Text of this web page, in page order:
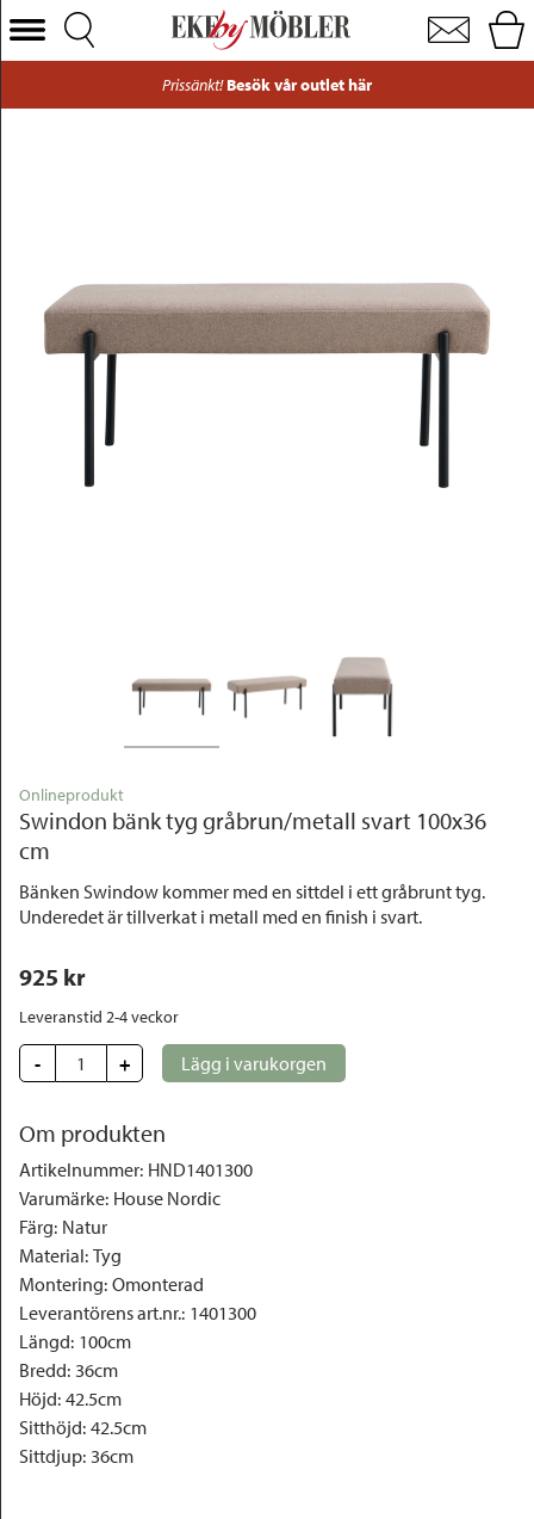
Swindon bänk tyg gråbrun/metall svart 100x36 cm
Välj Kategori
Förvaring
Inredning
Belysning
Utemöbler
Prissänkt! Besök vår outlet här
Onlineprodukt
Swindon bänk tyg gråbrun/metall svart 100x36
cm
Bänken Swindow kommer med en sittdel i ett gråbrunt tyg.
Underedet är tillverkat i metall med en finish i svart.
925 kr
Leveranstid 2-4 veckor
- + Lägg i varukorgen
Om produkten
Artikelnummer: HND1401300
Varumärke: House Nordic
Färg: Natur
Material: Tyg
Montering: Omonterad
Leverantörens art.nr.: 1401300
Längd: 100cm
Bredd: 36cm
Höjd: 42.5cm
Sitthöjd: 42.5cm
Sittdjup: 36cm